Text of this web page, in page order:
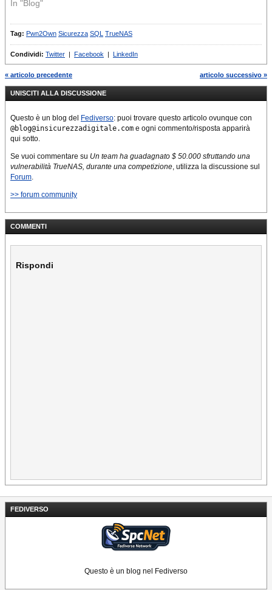
FEDIVERSO
Questo è un blog nel Fediverso
In "Blog"
Tag: Pwn2Own Sicurezza SQL TrueNAS
Condividi: Twitter Facebook LinkedIn
« articolo precedente articolo successivo »
UNISCITI ALLA DISCUSSIONE
Questo è un blog del Fediverso: puoi trovare questo articolo ovunque con
@blog@insicurezzadigitale.com e ogni commento/risposta apparirà
qui sotto.
Se vuoi commentare su Un team ha guadagnato $ 50.000 sfruttando una
vulnerabilità TrueNAS, durante una competizione, utilizza la discussione sul
Forum.
>> forum community
COMMENTI
Rispondi